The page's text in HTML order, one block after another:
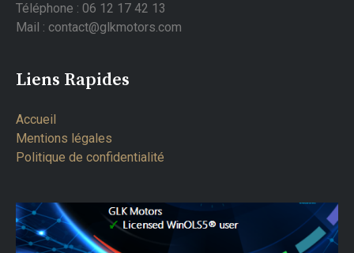
Téléphone : 06 12 17 42 13
Mail : contact@glkmotors.com
Liens Rapides
Accueil
Mentions légales
Politique de confidentialité